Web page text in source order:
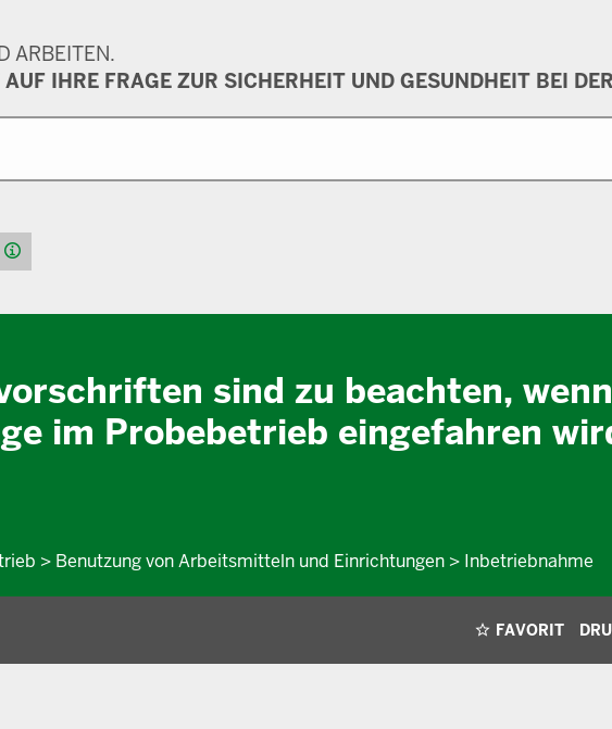
ARBEITEN.
IHRE FRAGE ZUR SICHERHEIT UND GESUNDHEIT BEI
Hilfe
sind zu beachten, wenn
im Probebetrieb eingefahren
> Benutzung von Arbeitsmitteln und Einrichtungen > Inbetriebnahme
FAVORIT